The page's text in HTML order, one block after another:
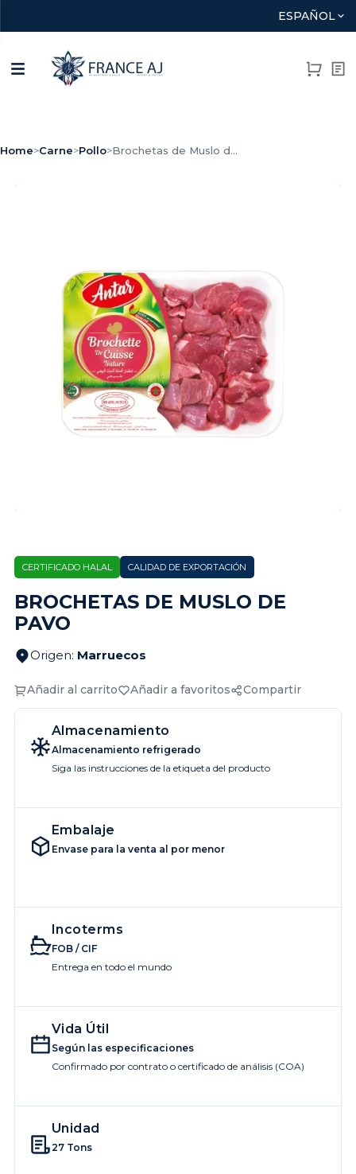
ESPAÑOL
Home>Carne>Pollo>Brochetas de Muslo d...
CERTIFICADO HALAL CALIDAD DE EXPORTACIÓN
BROCHETAS DE MUSLO DE
PAVO
Origen: Marruecos
Añadir al carrito Añadir a favoritos Compartir
Almacenamiento
Almacenamiento refrigerado
Siga las instrucciones de la etiqueta del producto
Embalaje
Envase para la venta al por menor
Incoterms
FOB / CIF
Entrega en todo el mundo
Vida Útil
Según las especificaciones
Confirmado por contrato o certificado de análisis (COA)
Unidad
27 Tons